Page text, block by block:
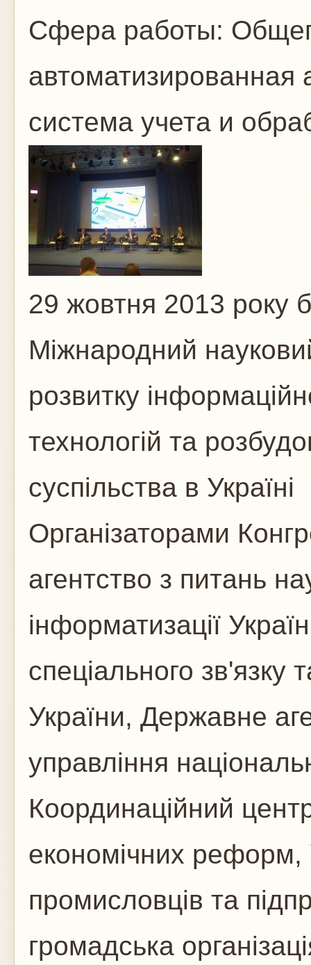
Сфера работы:
автоматизированная
система учета и
29 жовтня 2013 року
Міжнародний
розвитку
технологій та
суспільства в Україні
Організаторами
агентство з питань
інформатизації
спеціального зв'язку
України, Державне
управління
Координаційний
економічних реформ,
промисловців та
громадська